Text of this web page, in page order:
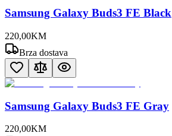
Samsung Galaxy Buds3 FE Black
220,00KM
Brza dostava
Samsung Galaxy Buds3 FE Gray
220,00KM